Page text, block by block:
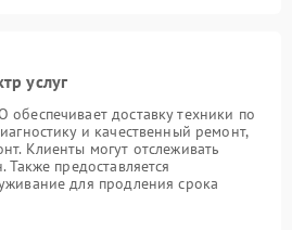
услуг
обеспечивает доставку техники по
и качественный ремонт,
Клиенты могут отслеживать
Также предоставляется
для продления срока